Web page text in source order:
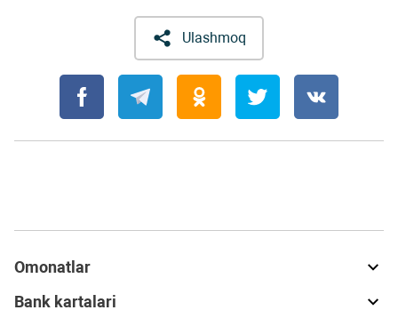
Ulashmoq
Omonatlar
Bank kartalari